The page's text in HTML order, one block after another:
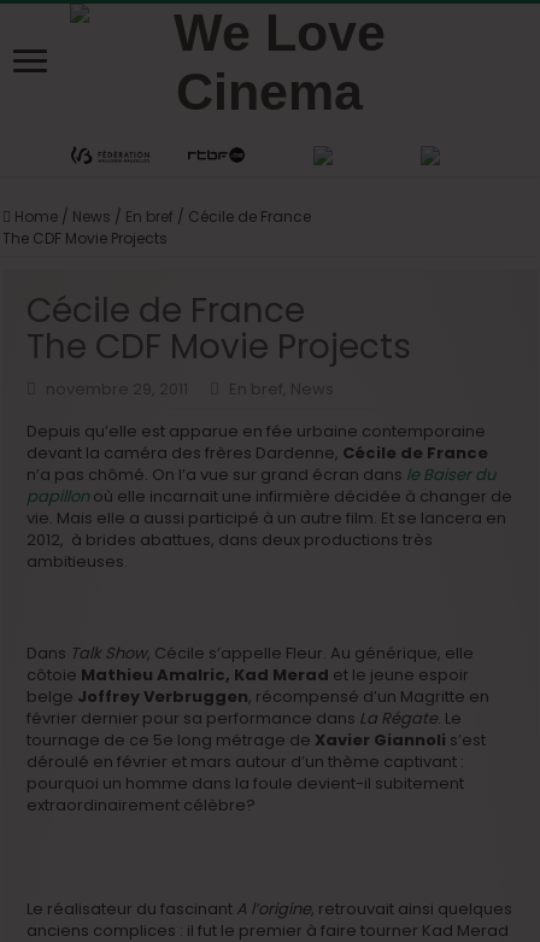
Home / News / En bref / Cécile de France
The CDF Movie Projects
Cécile de France
The CDF Movie Projects
novembre 29, 2011 En bref News
Depuis qu’elle est apparue en fée urbaine contemporaine
devant la caméra des frères Dardenne, Cécile de France
n’a pas chômé. On l’a vue sur grand écran dans le Baiser du
papillonoù elle incarnait une infirmière décidée à changer de
vie. Mais elle a aussi participé à un autre film. Et se lancera en
2012, à brides abattues, dans deux productions très
ambitieuses.
Dans Talk Show, Cécile s’appelle Fleur. Au générique, elle
côtoie Mathieu Amalric, Kad Merad et le jeune espoir
belge Joffrey Verbruggen, récompensé d’un Magritte en
février dernier pour sa performance dans La Régate. Le
tournage de ce 5e long métrage de Xavier Giannoli s’est
déroulé en février et mars autour d’un thème captivant :
pourquoi un homme dans la foule devient-il subitement
extraordinairement célèbre?
Le réalisateur du fascinant A l’origine, retrouvait ainsi quelques
anciens complices : il fut le premier à faire tourner Kad Merad